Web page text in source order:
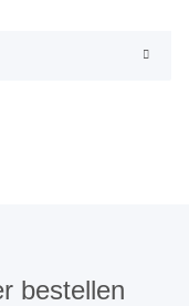
bestellen